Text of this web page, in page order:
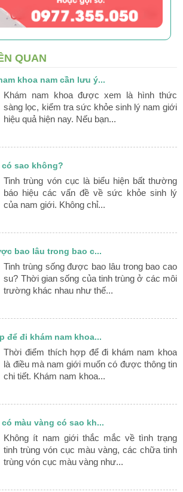
QUAN
khoa nam cần lưu ý...
Khám nam khoa được xem là hình thức
sàng lọc, kiểm tra sức khỏe sinh lý nam giới
hiệu quả hiện nay. Nếu bạn...
sao không?
Tinh trùng vón cục là biểu hiện bất thường
báo hiệu các vấn đề về sức khỏe sinh lý
của nam giới. Không chỉ...
bao lâu trong bao c...
Tinh trùng sống được bao lâu trong bao cao
su? Thời gian sống của tinh trùng ở các môi
trường khác nhau như thế...
để đi khám nam khoa...
Thời điểm thích hợp để đi khám nam khoa
là điều mà nam giới muốn có được thông tin
chi tiết. Khám nam khoa...
màu vàng có sao kh...
Không ít nam giới thắc mắc về tình trạng
tinh trùng vón cục màu vàng, các chữa tinh
trùng vón cục màu vàng như...